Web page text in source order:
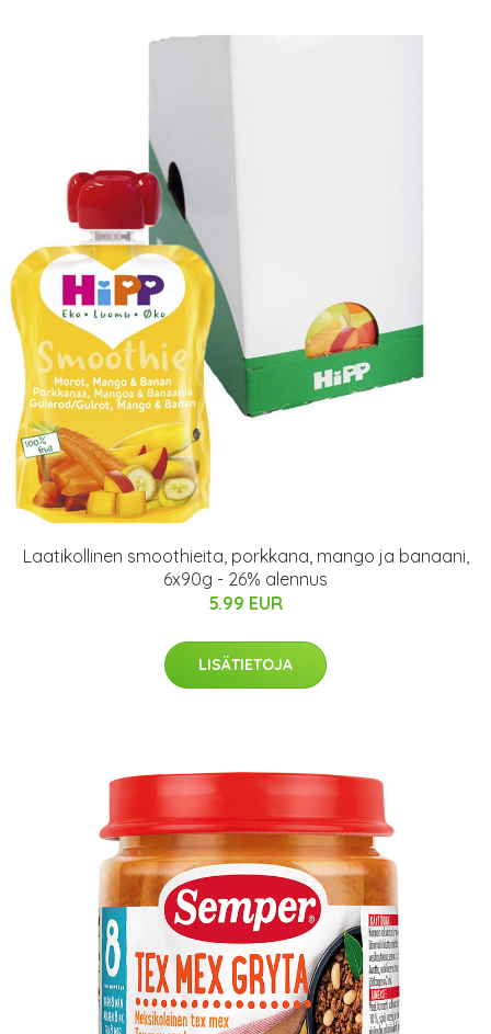
Laatikollinen smoothieita, porkkana, mango ja banaani,
6x90g - 26% alennus
5.99 EUR
LISÄTIETOJA